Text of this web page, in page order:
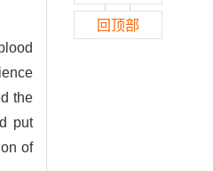
the
put
of
回顶部